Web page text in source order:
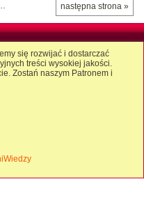
następna strona »
się rozwijać i dostarczać
treści wysokiej jakości.
Zostań naszym Patronem i